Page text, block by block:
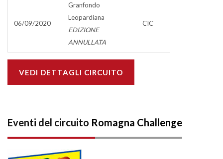
06/09/2020
Granfondo
Leopardiana
EDIZIONE
ANNULLATA
CIC
VEDI DETTAGLI CIRCUITO
Eventi del circuito Romagna Challenge